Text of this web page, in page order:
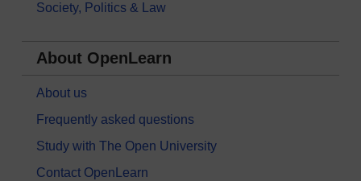
Society, Politics & Law
About OpenLearn
About us
Frequently asked questions
Study with The Open University
Contact OpenLearn